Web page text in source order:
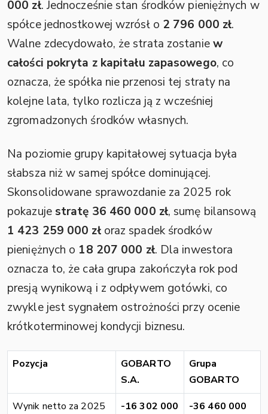
000 zł. Jednocześnie stan środków pieniężnych w
spółce jednostkowej wzrósł o 2 796 000 zł.
Walne zdecydowało, że strata zostaniew
całości pokryta z kapitału zapasowego, co
oznacza, że spółka nie przenosi tej straty na
kolejne lata, tylko rozlicza ją z wcześniej
zgromadzonych środków własnych.
Na poziomie grupy kapitałowej sytuacja była
słabsza niż w samej spółce dominującej.
Skonsolidowane sprawozdanie za 2025 rok
pokazuje stratę 36 460 000 zł, sumę bilansową
1 423 259 000 złoraz spadek środków
pieniężnych o 18 207 000 zł. Dla inwestora
oznacza to, że cała grupa zakończyła rok pod
presją wynikową i z odpływem gotówki, co
zwykle jest sygnałem ostrożności przy ocenie
krótkoterminowej kondycji biznesu.
Pozycja
GOBARTO
S.A.
Grupa
GOBARTO
Wynik netto za 2025
-16 302 000
-36 460 000